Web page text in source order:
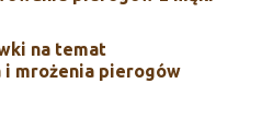
na temat
i mrożenia pierogów